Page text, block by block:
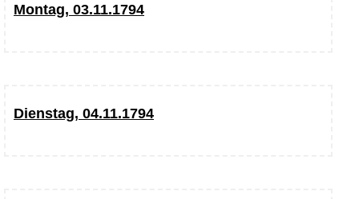
Montag, 03.11.1794
Dienstag, 04.11.1794